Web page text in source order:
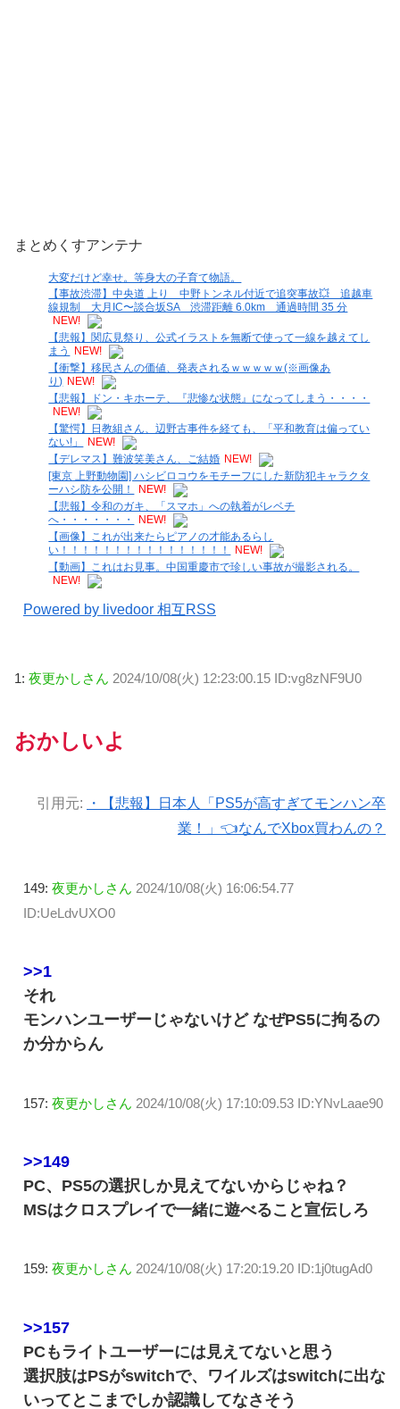
まとめくすアンテナ
大変だけど幸せ。等身大の子育て物語。
【事故渋滞】中央道 上り 中野トンネル付近で追突事故💥 追越車
線規制 大月IC〜談合坂SA 渋滞距離 6.0km 通過時間 35 分
NEW!
【悲報】関広見祭り、公式イラストを無断で使って一線を越えてし
まう
NEW!
【衝撃】移民さんの価値、発表されるｗｗｗｗｗ(※画像あ
り) NEW!
【悲報】ドン・キホーテ、『悲惨な状態』になってしまう・・・・
NEW!
【驚愕】日教組さん、辺野古事件を経ても、「平和教育は偏ってい
ない!」
NEW!
【デレマス】難波笑美さん、ご結婚 NEW!
[東京 上野動物園] ハシビロコウをモチーフにした新防犯キャラクタ
ーハシ防を公開！
NEW!
【悲報】令和のガキ、「スマホ」への執着がレベチ
へ・・・・・・・
NEW!
【画像】これが出来たらピアノの才能あるらし
い！！！！！！！！！！！！！！！！
NEW!
【動画】これはお見事。中国重慶市で珍しい事故が撮影される。
NEW!
Powered by livedoor 相互RSS
1: 夜更かしさん 2024/10/08(火) 12:23:00.15 ID:vg8zNF9U0
おかしいよ
引用元:
・【悲報】日本人「PS5が高すぎてモンハン卒
業！」👈なんでXbox買わんの？
149: 夜更かしさん 2024/10/08(火) 16:06:54.77
ID:UeLdvUXO0
>>1
それ
モンハンユーザーじゃないけど なぜPS5に拘るの
か分からん
157: 夜更かしさん 2024/10/08(火) 17:10:09.53 ID:YNvLaae90
>>149
PC、PS5の選択しか見えてないからじゃね？
MSはクロスプレイで一緒に遊べること宣伝しろ
159: 夜更かしさん 2024/10/08(火) 17:20:19.20 ID:1j0tugAd0
>>157
PCもライトユーザーには見えてないと思う
選択肢はPSがswitchで、ワイルズはswitchに出な
いってとこまでしか認識してなさそう